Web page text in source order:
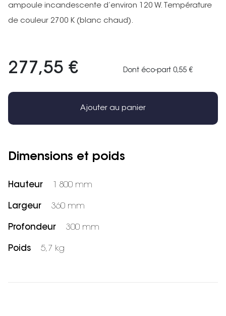
ampoule incandescente d’environ 120 W. Température
de couleur 2700 K (blanc chaud).
277,55 € Dont éco-part 0,55 €
Ajouter au panier
Dimensions et poids
Hauteur 1 800 mm
Largeur 360 mm
Profondeur 300 mm
Poids 5,7 kg